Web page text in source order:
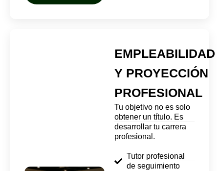
EMPLEABILIDAD
Y PROYECCIÓN
PROFESIONAL
Tu objetivo no es solo
obtener un título. Es
desarrollar tu carrera
profesional.
Tutor profesional
de seguimiento